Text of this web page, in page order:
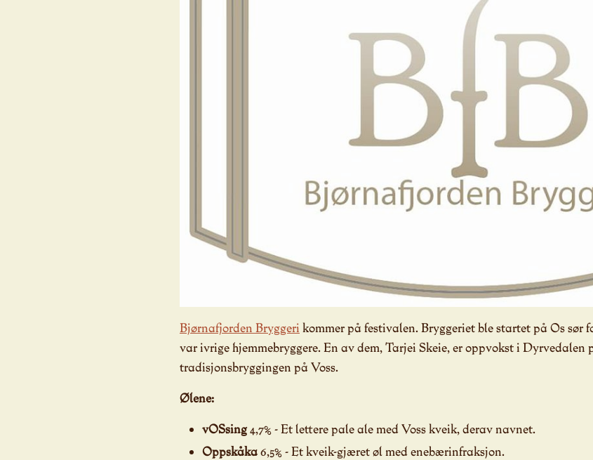
Bjørnafjorden Bryggeri kommer på festivalen. Bryggeriet ble startet på Os sør
var ivrige hjemmebryggere. En av dem, Tarjei Skeie, er oppvokst i Dyrvedalen
tradisjonsbryggingen på Voss.
Ølene:
vOSsing4,7% - Et lettere pale ale med Voss kveik, derav navnet.
Oppskåka6,5% - Et kveik-gjæret øl med enebærinfraksjon.